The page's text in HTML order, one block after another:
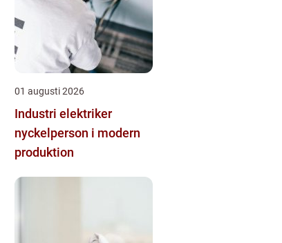
01 augusti 2026
Industri elektriker
nyckelperson i modern
produktion